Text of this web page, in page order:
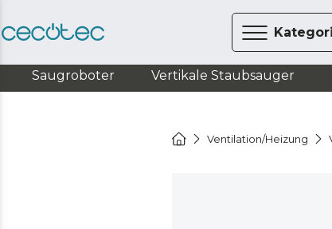
Saugroboter Vertikale Staubsauger
Ventilation/Heizung